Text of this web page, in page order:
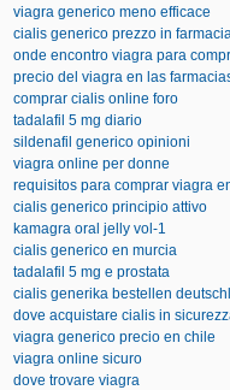
viagra generico meno efficace
cialis generico prezzo in farmacia
onde encontro viagra para
precio del viagra en las
comprar cialis online foro
tadalafil 5 mg diario
sildenafil generico opinioni
viagra online per donne
requisitos para comprar viagra
cialis generico principio attivo
kamagra oral jelly vol-1
cialis generico en murcia
tadalafil 5 mg e prostata
cialis generika bestellen
dove acquistare cialis in
viagra generico precio en chile
viagra online sicuro
dove trovare viagra